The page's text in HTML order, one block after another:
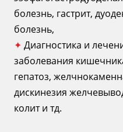
болезнь, гастрит,
болезнь,
✦ Диагностика и
заболевания
гепатоз,
дискинезия
колит и тд.